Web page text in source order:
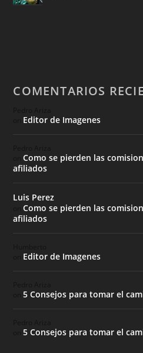
COMENTARIOS
Editor de Imagenes
onComo se pierden las
afiliados
Luis Perez
onComo se pierden las
afiliados
Editor de Imagenes
on5 Consejos para tomar el
on5 Consejos para tomar el